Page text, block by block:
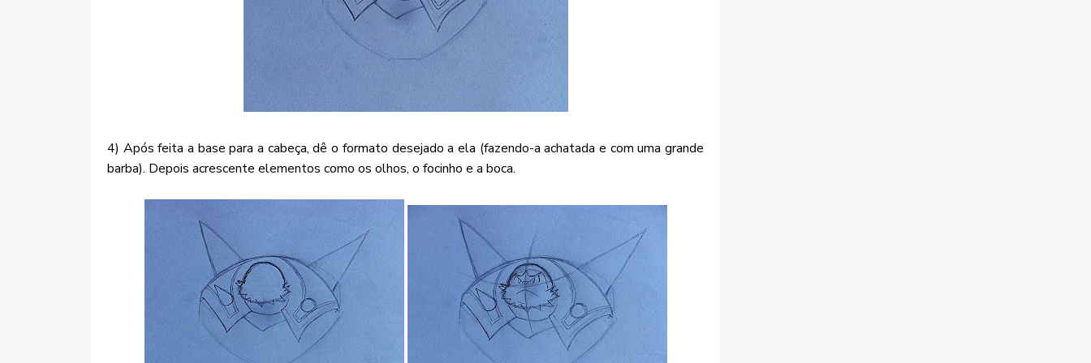
4) Após feita a base para a cabeça, dê o formato desejado a ela (fazendo-a achatada e com uma grande
barba). Depois acrescente elementos como os olhos, o focinho e a boca.